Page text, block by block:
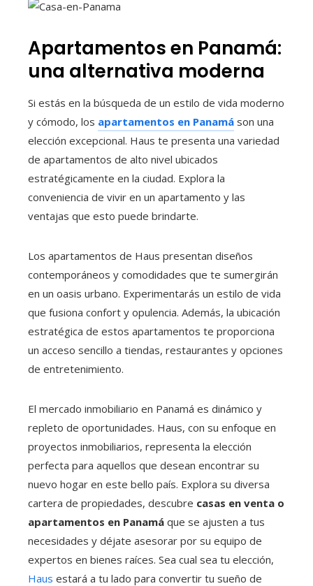
Apartamentos en Panamá:
una alternativa moderna
Si estás en la búsqueda de un estilo de vida moderno
y cómodo, los apartamentos en Panamá son una
elección excepcional. Haus te presenta una variedad
de apartamentos de alto nivel ubicados
estratégicamente en la ciudad. Explora la
conveniencia de vivir en un apartamento y las
ventajas que esto puede brindarte.
Los apartamentos de Haus presentan diseños
contemporáneos y comodidades que te sumergirán
en un oasis urbano. Experimentarás un estilo de vida
que fusiona confort y opulencia. Además, la ubicación
estratégica de estos apartamentos te proporciona
un acceso sencillo a tiendas, restaurantes y opciones
de entretenimiento.
El mercado inmobiliario en Panamá es dinámico y
repleto de oportunidades. Haus, con su enfoque en
proyectos inmobiliarios, representa la elección
perfecta para aquellos que desean encontrar su
nuevo hogar en este bello país. Explora su diversa
cartera de propiedades, descubre casas en venta o
apartamentos en Panamá que se ajusten a tus
necesidades y déjate asesorar por su equipo de
expertos en bienes raíces. Sea cual sea tu elección,
Haus estará a tu lado para convertir tu sueño de